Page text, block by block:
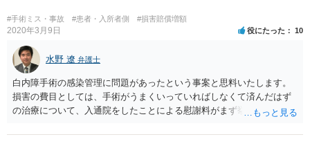
#手術ミス・事故 #患者・入所者側 #損害賠償増額
2020年3月9日 役にたった 10
水野 遼 弁護士
白内障手術の感染管理に問題があったという事案と思料いたします。
損害の費目としては、手術がうまくいっていればしなくて済んだはず
の治療について、入通院をしたことによる慰謝料がまず挙げられ、こ
が残った場合には、後遺症についての慰謝料や、逸失利益なども請求